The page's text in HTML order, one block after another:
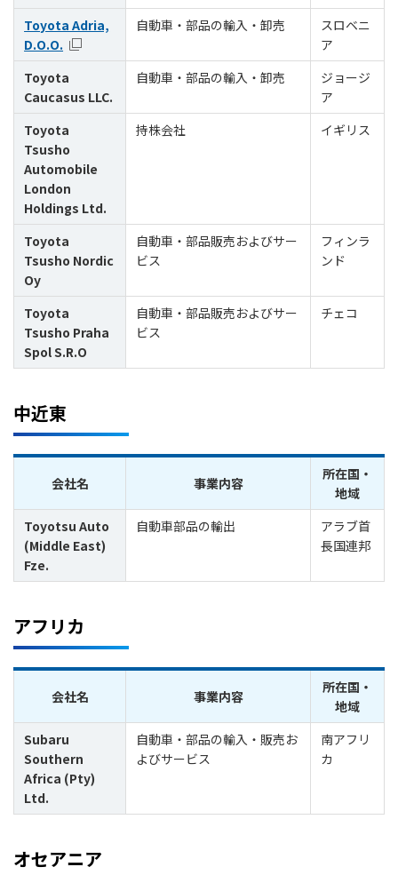
Toyota Adria,
D.O.O.
自動車・部品の輸入・卸売
スロベニ
ア
Toyota
Caucasus LLC.
自動車・部品の輸入・卸売
ジョージ
ア
Toyota
Tsusho
Automobile
London
Holdings Ltd.
持株会社 イギリス
Toyota
Tsusho Nordic
Oy
自動車・部品販売およびサー
ビス
フィンラ
ンド
Toyota
Tsusho Praha
Spol S.R.O
自動車・部品販売およびサー
ビス
チェコ
中近東
会社名 事業内容
所在国・
地域
Toyotsu Auto
(Middle East)
Fze.
自動車部品の輸出
アラブ首
長国連邦
アフリカ
会社名 事業内容
所在国・
地域
Subaru
Southern
Africa (Pty)
Ltd.
自動車・部品の輸入・販売お
よびサービス
南アフリ
カ
オセアニア